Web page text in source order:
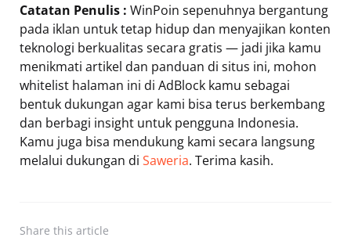
Catatan Penulis : WinPoin sepenuhnya bergantung
pada iklan untuk tetap hidup dan menyajikan konten
teknologi berkualitas secara gratis — jadi jika kamu
menikmati artikel dan panduan di situs ini, mohon
whitelist halaman ini di AdBlock kamu sebagai
bentuk dukungan agar kami bisa terus berkembang
dan berbagi insight untuk pengguna Indonesia.
Kamu juga bisa mendukung kami secara langsung
melalui dukungan di Saweria. Terima kasih.
Share this article